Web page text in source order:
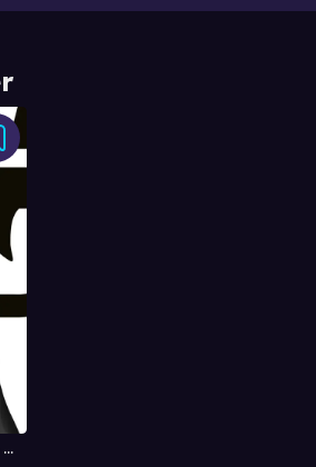
James Bond: No Time To Die